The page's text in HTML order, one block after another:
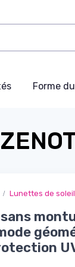
Forme
Lunettes de